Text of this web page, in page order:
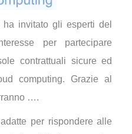
invitato gli esperti del
per partecipare
contrattuali sicure ed
computing. Grazie al
….
per rispondere alle